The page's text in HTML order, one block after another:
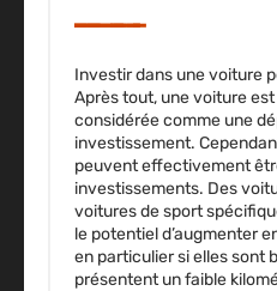
Investir dans une voiture
Après tout, une voiture
considérée comme une
investissement.
peuvent effectivement
investissements. Des
voitures de sport
le potentiel d’augmenter
en particulier si elles sont
présentent un faible